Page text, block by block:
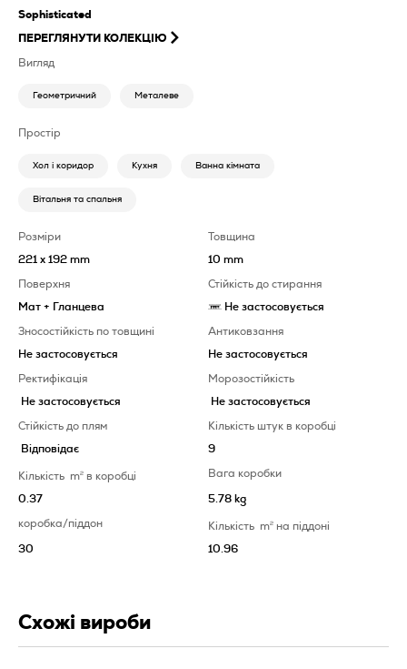
Sophisticated
ПЕРЕГЛЯНУТИ КОЛЕКЦІЮ
Вигляд
Геометричний Металеве
Простір
Хол і коридор Кухня Ванна кімната
Вітальня та спальня
Розміри
221 x 192 mm
Товщина
10 mm
Поверхня
Мат + Гланцева
Стійкість до стирання
Не застосовується
Зносостійкість по товщині
Не застосовується
Антиковзання
Не застосовується
Ректифікація
Не застосовується
Морозостійкість
Не застосовується
Стійкість до плям
Відповідає
Кількість штук в коробці
9
Кількість m2 в коробці
0.37
Вага коробки
5.78 kg
коробка/піддон
30
Кількістьm2 на піддоні
10.96
Схожі вироби